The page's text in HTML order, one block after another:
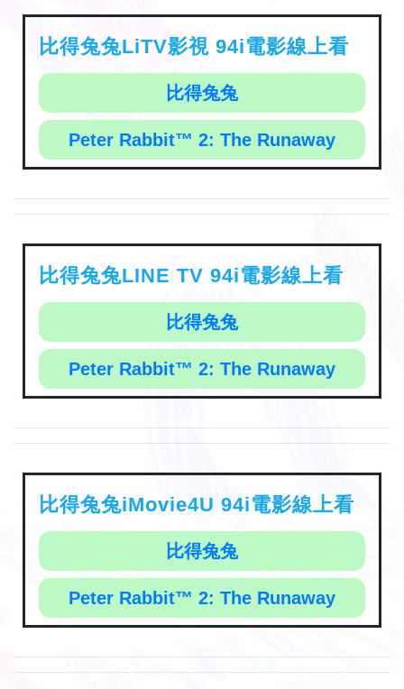
比得兔兔LiTV影視 94i電影線上看
比得兔兔
Peter Rabbit™ 2: The Runaway
比得兔兔LINE TV 94i電影線上看
比得兔兔
Peter Rabbit™ 2: The Runaway
比得兔兔iMovie4U 94i電影線上看
比得兔兔
Peter Rabbit™ 2: The Runaway